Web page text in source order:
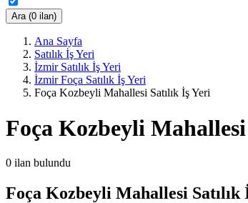
Ara (0 ilan)
Ana Sayfa
Satılık İş Yeri
İzmir Satılık İş Yeri
İzmir Foça Satılık İş Yeri
Foça Kozbeyli Mahallesi Satılık İş Yeri
Foça Kozbeyli Mahallesi
0 ilan bulundu
Foça Kozbeyli Mahallesi Satılık